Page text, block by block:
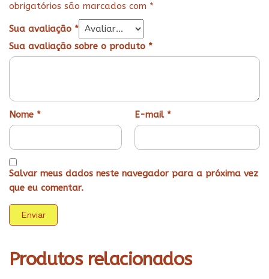
obrigatórios são marcados com *
Sua avaliação *
Sua avaliação sobre o produto *
Nome * E-mail *
Salvar meus dados neste navegador para a próxima vez
que eu comentar.
Produtos relacionados